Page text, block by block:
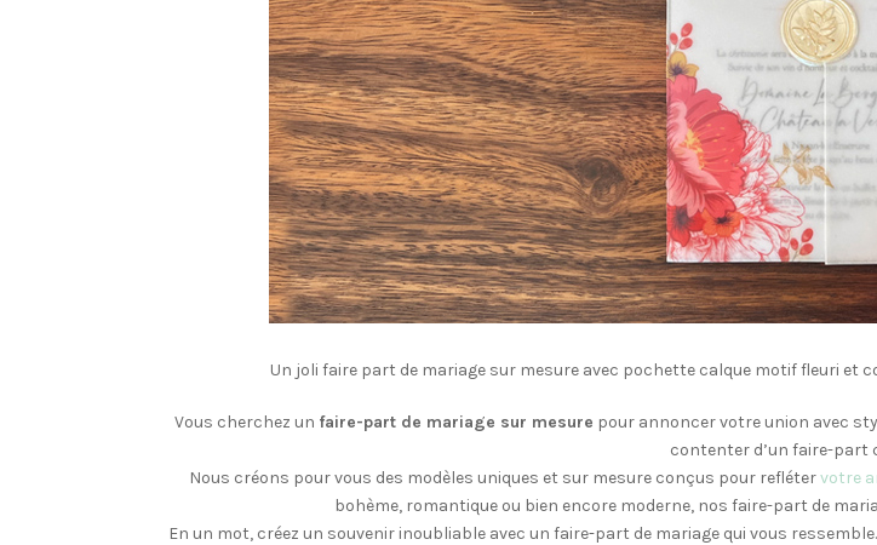
Un joli faire part de mariage sur mesure avec pochette calque motif fleuri et
Vous cherchez un faire-part de mariage sur mesure pour annoncer votre union avec
contenter d’un faire-part
Nous créons pour vous des modèles uniques et sur mesure conçus pour reflétervotre
bohème, romantique ou bien encore moderne, nos faire-part de
En un mot, créez un souvenir inoubliable avec un faire-part de mariage qui vous